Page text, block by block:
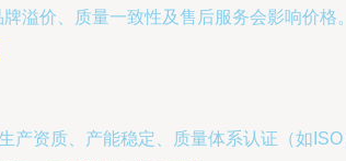
牌溢价、质量一致性及售后服务会影响价格
产资质、产能稳定、质量体系认证（如